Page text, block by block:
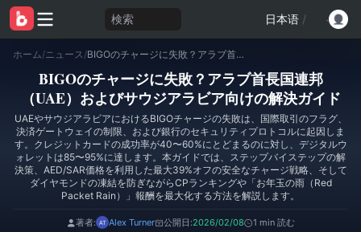
検索 日本语 /
ホーム/ニュース / BIGOのチャージに失敗？アラブ首長国連邦（UAE）およびサウジアラビア向けの解決ガイド
BIGOのチャージに失敗？アラブ首長国連邦
（UAE）およびサウジアラビア向けの解決ガイド
UAEやサウジアラビアにおけるBIGOチャージの失敗は、国際取引のフラグ、
決済ゲートウェイの制限、および銀行のセキュリティプロトコルに起因しま
す。クレジットカードの成功率が40〜60%にとどまるのに対し、デジタルウ
ォレットは85〜95%に達します。本ガイドでは、ステップバイステップの解
決策、AED/SAR価格を利用した最大39%オフの安全なチャージ戦略、そして
ダイヤモンドの凍結を防ぎながらCPランキングや「お年玉の雨（Red
Packet Rain）」報酬を最大化する方法を解説します。
著者: Alex Turner 公開日:2026/02/08 1 min 読む